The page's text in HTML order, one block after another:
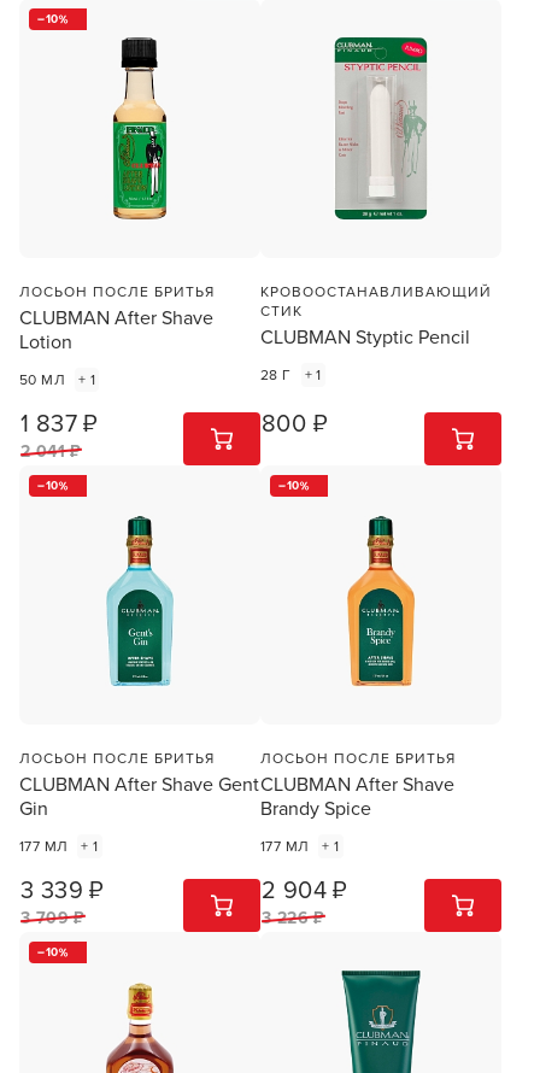
10
ЛОСЬОН ПОСЛЕ БРИТЬЯ
CLUBMAN After Shave
Lotion
50 МЛ + 1
1 837 ₽
2 041 ₽
1 ШТ
КРОВООСТАНАВЛИВАЮЩИЙ
СТИК
CLUBMAN Styptic Pencil
28 Г + 1
800 ₽ 1 ШТ
10
ЛОСЬОН ПОСЛЕ БРИТЬЯ
CLUBMAN After Shave Gent
Gin
177 МЛ + 1
3 339 ₽
3 709 ₽
1 ШТ
10
ЛОСЬОН ПОСЛЕ БРИТЬЯ
CLUBMAN After Shave
Brandy Spice
177 МЛ + 1
2 904 ₽
3 226 ₽
1 ШТ
10